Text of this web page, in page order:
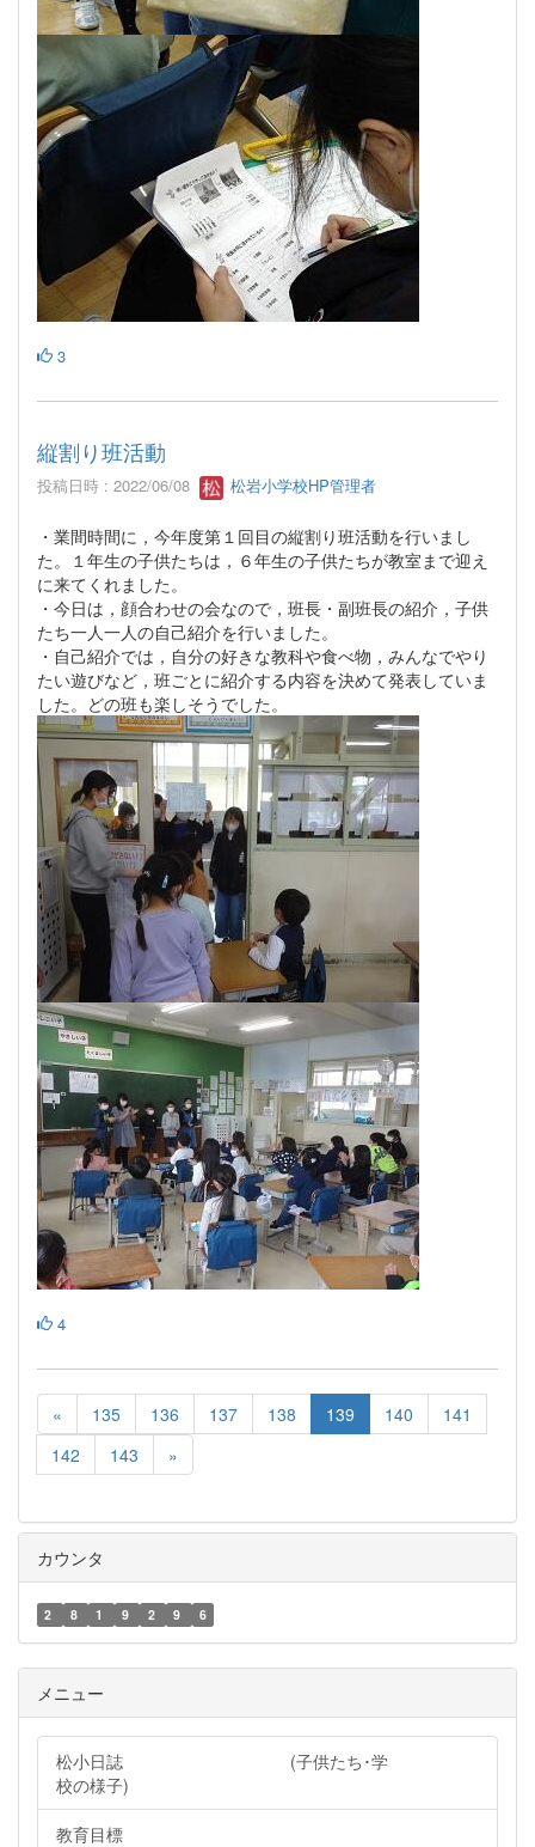
3
縦割り班活動
投稿日時 : 2022/06/08 松岩小学校HP管理者
・業間時間に，今年度第１回目の縦割り班活動を行いまし
た。１年生の子供たちは，６年生の子供たちが教室まで迎え
に来てくれました。
・今日は，顔合わせの会なので，班長・副班長の紹介，子供
たち一人一人の自己紹介を行いました。
・自己紹介では，自分の好きな教科や食べ物，みんなでやり
たい遊びなど，班ごとに紹介する内容を決めて発表していま
した。どの班も楽しそうでした。
4
« 135 136 137 138 139 140
141
142
143 »
カウンタ
2 8 1 9 2 9 6
メニュー
松小日誌 (子供たち･学
校の様子)
教育目標